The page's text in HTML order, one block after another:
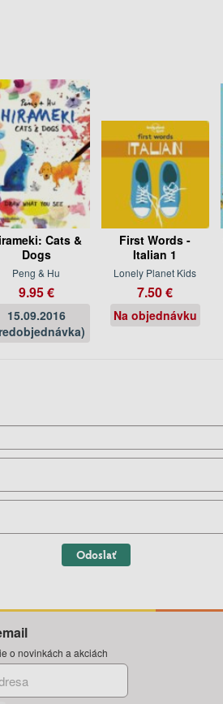
Cats &
Dogs
Peng & Hu
9.95 €
15.09.2016
First Words -
Italian 1
Lonely Planet Kids
7.50 €
Na objednávku
Odoslať
o novinkách a akciách